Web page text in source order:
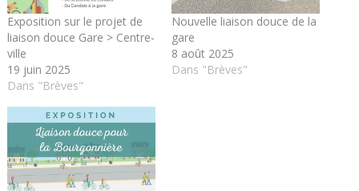
Exposition sur le projet de
liaison douce Gare > Centre-
ville
19 juin 2025
Dans "Brèves"
Nouvelle liaison douce de la
gare
8 août 2025
Dans "Brèves"